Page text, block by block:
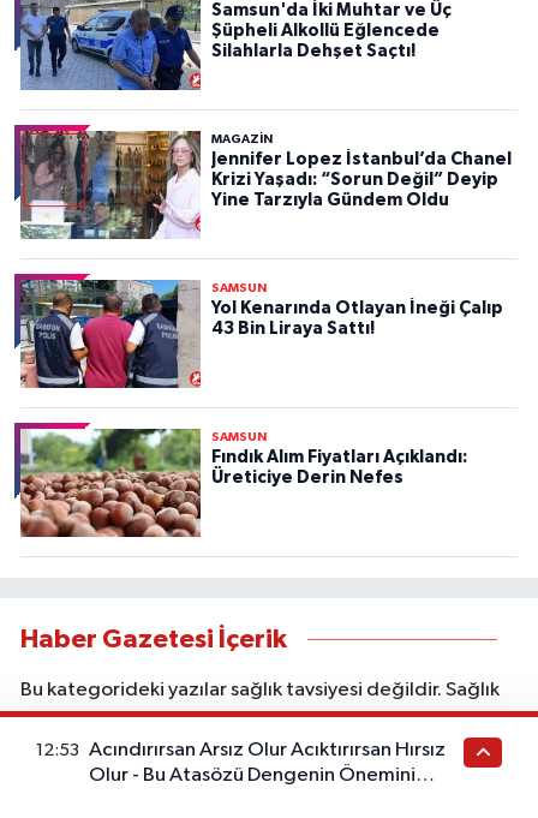
Samsun'da İki Muhtar ve Üç
Şüpheli Alkollü Eğlencede
Silahlarla Dehşet Saçtı!
MAGAZİN
Jennifer Lopez İstanbul’da Chanel
Krizi Yaşadı: “Sorun Değil” Deyip
Yine Tarzıyla Gündem Oldu
SAMSUN
Yol Kenarında Otlayan İneği Çalıp
43 Bin Liraya Sattı!
SAMSUN
Fındık Alım Fiyatları Açıklandı:
Üreticiye Derin Nefes
Haber Gazetesi İçerik
Bu kategorideki yazılar sağlık tavsiyesi değildir. Sağlık
durumunuzla ilgili doğru teşhis ve tedavi için
doktorunuza başvurunuz. Bu içerik ticari iş birliği veya
reklam içerebilir. Sitede yer alan bilgiler yalnızca genel
12:53
Acındırırsan Arsız Olur Acıktırırsan Hırsız
Olur - Bu Atasözü Dengenin Önemini